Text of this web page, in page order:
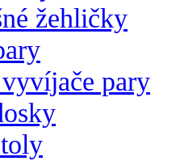
žehličky
pary